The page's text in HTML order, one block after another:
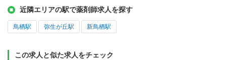
近隣エリアの駅で薬剤師求人を探す
鳥栖駅 弥生が丘駅 新鳥栖駅
この求人と似た求人をチェック